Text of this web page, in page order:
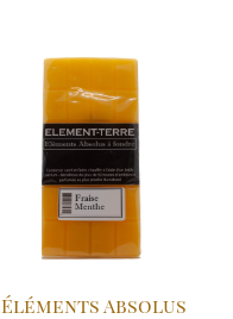
Éléments Absolus